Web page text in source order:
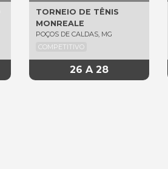
TORNEIO DE TÊNIS
MONREALE
POÇOS DE CALDAS, MG
COMPETITIVO
26 A 28